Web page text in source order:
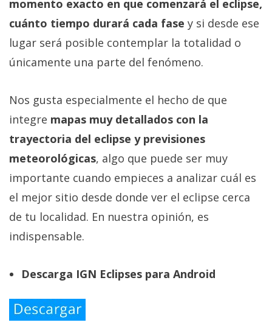
momento exacto en que comenzará el eclipse,
cuánto tiempo durará cada fase y si desde ese
lugar será posible contemplar la totalidad o
únicamente una parte del fenómeno.
Nos gusta especialmente el hecho de que
integre mapas muy detallados con la
trayectoria del eclipse y previsiones
meteorológicas, algo que puede ser muy
importante cuando empieces a analizar cuál es
el mejor sitio desde donde ver el eclipse cerca
de tu localidad. En nuestra opinión, es
indispensable.
Descarga IGN Eclipses para Android